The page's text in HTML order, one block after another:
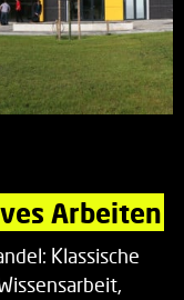
Arbeiten
Klassische